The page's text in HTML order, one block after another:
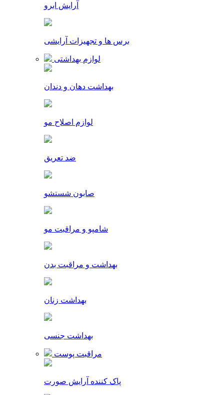
آرایش ابرو
برس ها و تجهیزات آرایشی
لوازم بهداشتی
بهداشت دهان و دندان
لوازم اصلاح مو
ضد تعریق
صابون شستشو
شامپو و مراقبت مو
بهداشت و مراقبت بدن
بهداشت زنان
بهداشت جنسی
مراقبت پوست
پاک کننده آرایش صورت